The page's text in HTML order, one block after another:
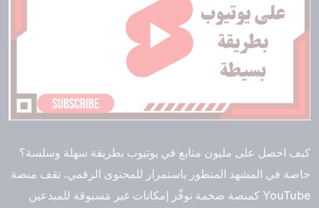
كيف احصل على مليون متابع في يوتيوب بطريقة سهلة وسلسة؟
خاصة في المشهد المتطور باستمرار للمحتوى الرقمي، تقف منصة
YouTube كمنصة ضخمة توفّر إمكانات غير مَسبوقة للمبدعين